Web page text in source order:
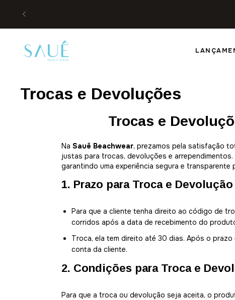
Trocas e Devoluções
Trocas e
Na Sauê Beachwear, prezamos pela satisfação
justas para trocas, devoluções e
garantindo uma experiência segura e transparente
1. Prazo para Troca e Devolução
Para que a cliente tenha direito ao código de
corridos após a data de recebimento do
Troca, ela tem direito até 30 dias. Após o
conta da cliente.
2. Condições para Troca e
Para que a troca ou devolução seja aceita, o